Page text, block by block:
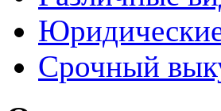
Срочный